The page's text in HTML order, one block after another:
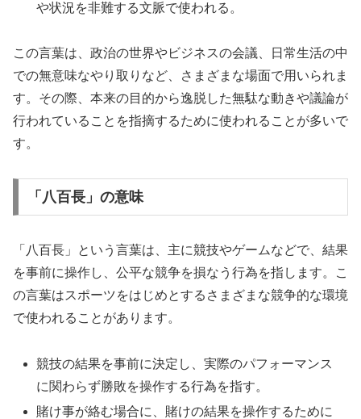
や状況を非難する文脈で使われる。
この言葉は、政治の世界やビジネスの会議、日常生活の中
での無意味なやり取りなど、さまざまな場面で用いられま
す。その際、本来の目的から逸脱した無駄な動きや議論が
行われていることを指摘するために使われることが多いで
す。
「八百長」の意味
「八百長」という言葉は、主に競技やゲームなどで、結果
を事前に操作し、公平な競争を損なう行為を指します。こ
の言葉はスポーツをはじめとするさまざまな競争的な環境
で使われることがあります。
競技の結果を事前に決定し、実際のパフォーマンス
に関わらず勝敗を操作する行為を指す。
賭け事が絡む場合に、賭けの結果を操作するために